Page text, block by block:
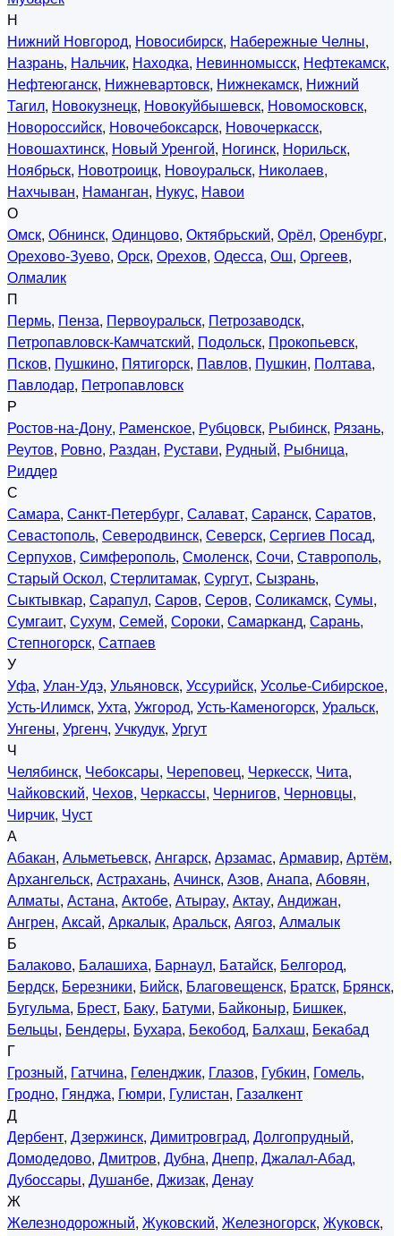
Н
Нижний Новгород, Новосибирск, Набережные Челны,
Назрань, Нальчик, Находка, Невинномысск, Нефтекамск,
Нефтеюганск, Нижневартовск, Нижнекамск, Нижний
Тагил, Новокузнецк, Новокуйбышевск, Новомосковск,
Новороссийск, Новочебоксарск, Новочеркасск,
Новошахтинск, Новый Уренгой, Ногинск, Норильск,
Ноябрьск, Новотроицк, Новоуральск, Николаев,
Нахчыван, Наманган, Нукус, Навои
О
Омск, Обнинск, Одинцово, Октябрьский, Орёл, Оренбург,
Орехово-Зуево, Орск, Орехов, Одесса, Ош, Оргеев,
Олмалик
П
Пермь, Пенза, Первоуральск, Петрозаводск,
Петропавловск-Камчатский, Подольск, Прокопьевск,
Псков, Пушкино, Пятигорск, Павлов, Пушкин, Полтава,
Павлодар, Петропавловск
Р
Ростов-на-Дону, Раменское, Рубцовск, Рыбинск, Рязань,
Реутов, Ровно, Раздан, Рустави, Рудный, Рыбница,
Риддер
С
Самара, Санкт-Петербург, Салават, Саранск, Саратов,
Севастополь, Северодвинск, Северск, Сергиев Посад,
Серпухов, Симферополь, Смоленск, Сочи, Ставрополь,
Старый Оскол, Стерлитамак, Сургут, Сызрань,
Сыктывкар, Сарапул, Саров, Серов, Соликамск, Сумы,
Сумгаит, Сухум, Семей, Сороки, Самарканд, Сарань,
Степногорск, Сатпаев
У
Уфа, Улан-Удэ, Ульяновск, Уссурийск, Усолье-Сибирское,
Усть-Илимск, Ухта, Ужгород, Усть-Каменогорск, Уральск,
Унгены, Ургенч, Учкудук, Ургут
Ч
Челябинск, Чебоксары, Череповец, Черкесск, Чита,
Чайковский, Чехов, Черкассы, Чернигов, Черновцы,
Чирчик, Чуст
А
Абакан, Альметьевск, Ангарск, Арзамас, Армавир, Артём,
Архангельск, Астрахань, Ачинск, Азов, Анапа, Абовян,
Алматы, Астана, Актобе, Атырау, Актау, Андижан,
Ангрен, Аксай, Аркалык, Аральск, Аягоз, Алмалык
Б
Балаково, Балашиха, Барнаул, Батайск, Белгород,
Бердск, Березники, Бийск, Благовещенск, Братск, Брянск,
Бугульма, Брест, Баку, Батуми, Байконыр, Бишкек,
Бельцы, Бендеры, Бухара, Бекобод, Балхаш, Бекабад
Г
Грозный, Гатчина, Геленджик, Глазов, Губкин, Гомель,
Гродно, Гянджа, Гюмри, Гулистан, Газалкент
Д
Дербент, Дзержинск, Димитровград, Долгопрудный,
Домодедово, Дмитров, Дубна, Днепр, Джалал-Абад,
Дубоссары, Душанбе, Джизак, Денау
Ж
Железнодорожный, Жуковский, Железногорск, Жуковск,